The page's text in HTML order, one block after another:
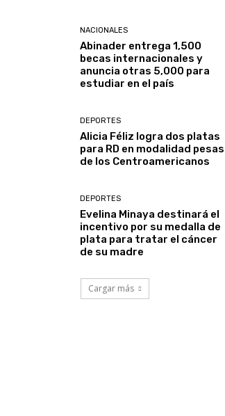
NACIONALES
Abinader entrega 1,500
becas internacionales y
anuncia otras 5,000 para
estudiar en el país
DEPORTES
Alicia Féliz logra dos platas
para RD en modalidad pesas
de los Centroamericanos
DEPORTES
Evelina Minaya destinará el
incentivo por su medalla de
plata para tratar el cáncer
de su madre
Cargar más